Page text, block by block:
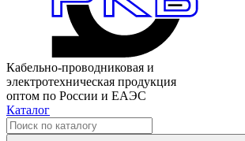
Кабельно-проводниковая и
электротехническая продукция
оптом по России и ЕАЭС
Каталог